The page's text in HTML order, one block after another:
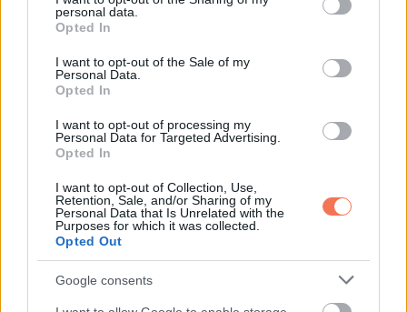
grant or deny consent to Google and its third-party tags to
use your data for below specified purposes in below Google
consent section.
personal data.
Opted In
I want to opt-out of the Sale of my
Personal Data.
Opted In
I want to opt-out of processing my
Personal Data for Targeted Advertising.
Opted In
I want to opt-out of Collection, Use,
Retention, Sale, and/or Sharing of my
Personal Data that Is Unrelated with the
Purposes for which it was collected.
Opted Out
Google consents
ELŐZŐ POSZT
Caramel felesége levideózta, milyen
csodás lett az otthonuk karácsonyi